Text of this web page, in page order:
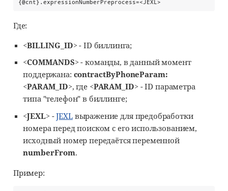
{@cnt}.expressionNumberPreprocess=<JEXL>
Где:
<BILLING_ID>- ID биллинга;
<COMMANDS>- команды, в данный момент
поддержана: contractByPhoneParam:
<PARAM_ID>, где <PARAM_ID>- ID параметра
типа "телефон" в биллинге;
<JEXL>-JEXLвыражение для предобработки
номера перед поиском с его использованием,
исходный номер передаётся переменной
numberFrom.
Пример: